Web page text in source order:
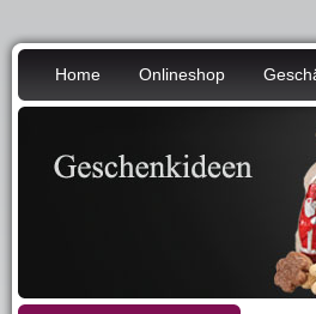
Home Onlineshop